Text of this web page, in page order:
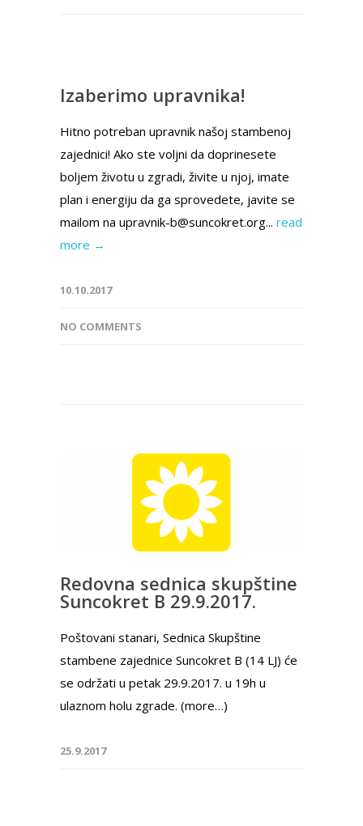
Izaberimo upravnika!
Hitno potreban upravnik našoj stambenoj
zajednici! Ako ste voljni da doprinesete
boljem životu u zgradi, živite u njoj, imate
plan i energiju da ga sprovedete, javite se
mailom na upravnik-b@suncokret.org... read
more →
10.10.2017
NO COMMENTS
Redovna sednica skupštine
Suncokret B 29.9.2017.
Poštovani stanari, Sednica Skupštine
stambene zajednice Suncokret B (14 LJ) će
se održati u petak 29.9.2017. u 19h u
ulaznom holu zgrade. (more…)
25.9.2017